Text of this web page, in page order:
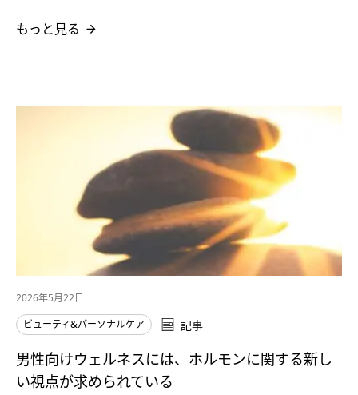
もっと見る
2026年5月22日
ビューティ&パーソナルケア
記事
男性向けウェルネスには、ホルモンに関する新し
い視点が求められている